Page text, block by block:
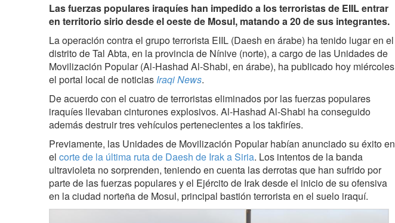
Las fuerzas populares iraquíes han impedido a los terroristas de EIIL entrar
en territorio sirio desde el oeste de Mosul, matando a 20 de sus integrantes.
La operación contra el grupo terrorista EIIL (Daesh en árabe) ha tenido lugar en el
distrito de Tal Abta, en la provincia de Nínive (norte), a cargo de las Unidades de
Movilización Popular (Al-Hashad Al-Shabi, en árabe), ha publicado hoy miércoles
el portal local de noticias Iraqi News.
De acuerdo con el cuatro de terroristas eliminados por las fuerzas populares
iraquíes llevaban cinturones explosivos. Al-Hashad Al-Shabi ha conseguido
además destruir tres vehículos pertenecientes a los takfiríes.
Previamente, las Unidades de Movilización Popular habían anunciado su éxito en
el corte de la última ruta de Daesh de Irak a Siria. Los intentos de la banda
ultravioleta no sorprenden, teniendo en cuenta las derrotas que han sufrido por
parte de las fuerzas populares y el Ejército de Irak desde el inicio de su ofensiva
en la ciudad norteña de Mosul, principal bastión terrorista en el suelo iraquí.